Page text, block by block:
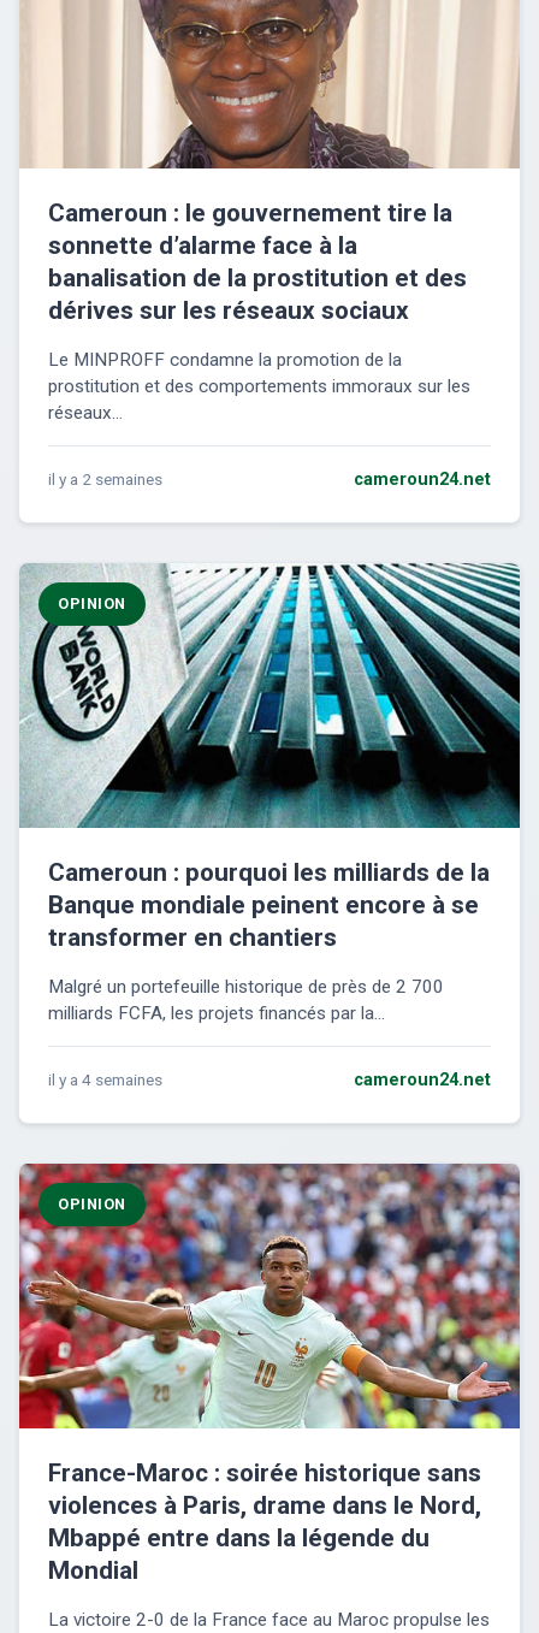
Cameroun : le gouvernement tire la
sonnette d’alarme face à la
banalisation de la prostitution et des
dérives sur les réseaux sociaux
Le MINPROFF condamne la promotion de la
prostitution et des comportements immoraux sur les
réseaux...
il y a 2 semaines cameroun24.net
OPINION
Cameroun : pourquoi les milliards de la
Banque mondiale peinent encore à se
transformer en chantiers
Malgré un portefeuille historique de près de 2 700
milliards FCFA, les projets financés par la...
il y a 4 semaines cameroun24.net
OPINION
France-Maroc : soirée historique sans
violences à Paris, drame dans le Nord,
Mbappé entre dans la légende du
Mondial
La victoire 2-0 de la France face au Maroc propulse les